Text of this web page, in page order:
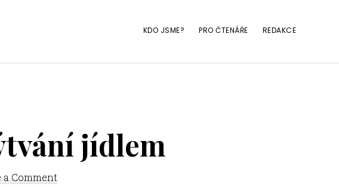
KDO JSME? PRO ČTENÁŘE REDAKCE
jídlem
a Comment